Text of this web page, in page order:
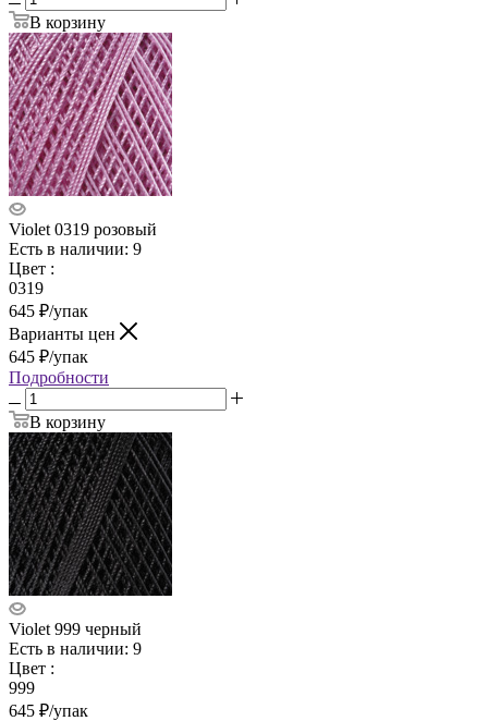
В корзину
Violet 0319 розовый
Есть в наличии: 9
Цвет :
0319
645 ₽/упак
Варианты цен
645 ₽/упак
Подробности
В корзину
Violet 999 черный
Есть в наличии: 9
Цвет :
999
645 ₽/упак